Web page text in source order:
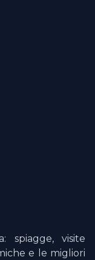
spiagge, visite
e le migliori